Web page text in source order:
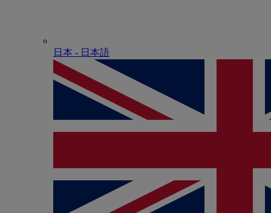
日本 - ⽇本語